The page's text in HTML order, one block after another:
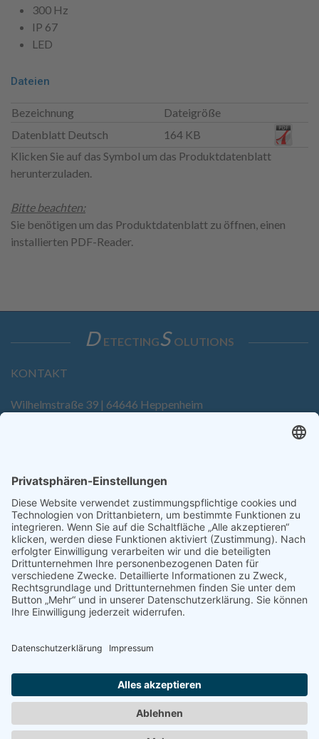
300 Hz
IP 67
LED
Dateien
Bezeichnung
Dateigröße
Datenblatt Deutsch
164 KB
Klicken Sie auf das Symbol um das Produktdatenblatt
herunterzuladen.
Bitte beachten:
Sie benötigen um das Produktdatenblatt zu öffnen, einen
installierten PDF-Reader.
D ETECTINGS OLUTIONS
KONTAKT
Wilhelmstraße 39 | 64646 Heppenheim
SERVICE
Anfrage
Direkt-Bestellung
KONTAKTFORMULAR
AGB
Sitemap
Copyright © Dietz Sensortechnik